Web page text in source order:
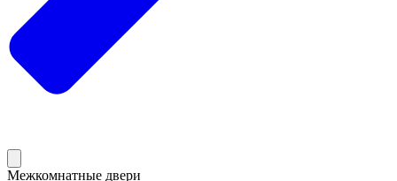
Межкомнатные двери